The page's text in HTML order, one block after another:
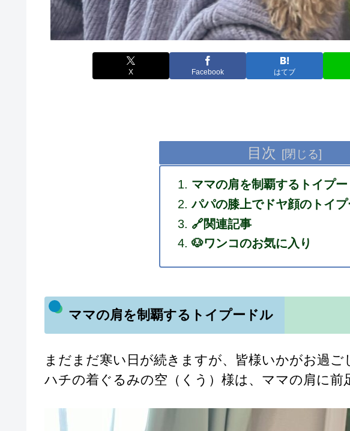
X Facebook はてブ
目次
ママの肩を制覇するトイプ
パパの膝上でドヤ顔のトイ
🔗関連記事
🐶ワンコのお気に入り
ママの肩を制覇するトイプードル
まだまだ寒い日が続きますが、皆様いかがお過ご
ハチの着ぐるみの空（くう）様は、ママの肩に前